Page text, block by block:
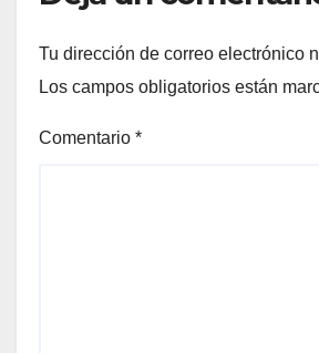
Tu dirección de correo electrónico
Los campos obligatorios están
Comentario *